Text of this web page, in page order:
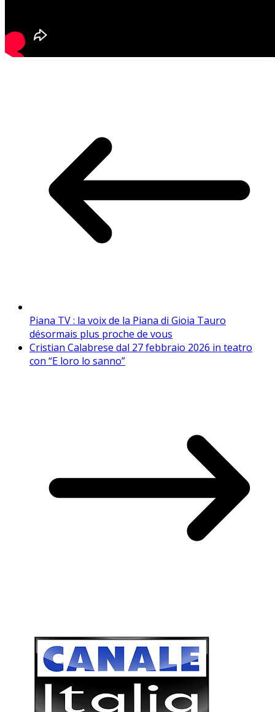
Piana TV : la voix de la Piana di Gioia Tauro
désormais plus proche de vous
Cristian Calabrese dal 27 febbraio 2026 in teatro
con “E loro lo sanno”